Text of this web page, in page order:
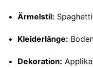
Ärmelstil:
Kleiderlänge:
Dekoration: